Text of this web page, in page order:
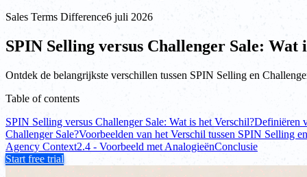
Sales Terms Difference6 juli 2026
SPIN Selling versus Challenger Sale: Wat
Ontdek de belangrijkste verschillen tussen SPIN Selling en
Table of contents
SPIN Selling versus Challenger Sale: Wat is het Verschil?Definiëren
Challenger Sale?Voorbeelden van het Verschil tussen SPIN Selling
Agency Context2.4 - Voorbeeld met AnalogieënConclusie
Start free trial